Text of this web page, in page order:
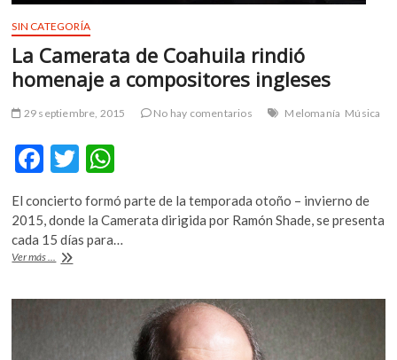
SIN CATEGORÍA
La Camerata de Coahuila rindió
homenaje a compositores ingleses
29 septiembre, 2015 No hay comentarios Melomanía Música
F
ac
e
b
o
o
T
w
itt
er
h
at
s
p
p
El concierto formó parte de la temporada otoño – invierno de
2015, donde la Camerata dirigida por Ramón Shade, se presenta
cada 15 días para…
Ver más ... La